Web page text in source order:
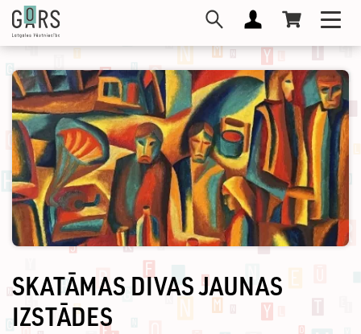
Pārlekt
galveno
saturu
SKATĀMAS DIVAS JAUNAS
IZSTĀDES